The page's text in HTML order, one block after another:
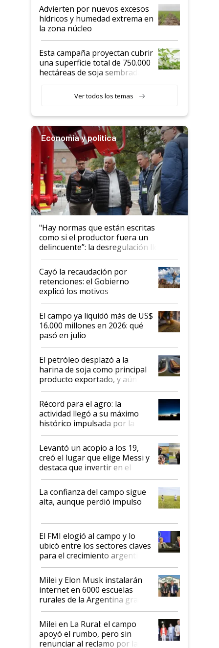
Advierten por nuevos excesos
hídricos y humedad extrema en
la zona núcleo
Esta campaña proyectan cubrir
una superficie total de 750.000
hectáreas de soja sembradas
variedades que marcan un
salto tecnológico en genética y
Ver todos los temas
Economía y política
"Hay normas que están escritas
como si el productor fuera un
delincuente”: la desregulación llegó
al Congreso Aapresid y hasta se
habló del financiamiento al IPCVA
Cayó la recaudación por
retenciones: el Gobierno
explicó los motivos
El campo ya liquidó más de US$
16.000 millones en 2026: qué
pasó en julio
El petróleo desplazó a la
harina de soja como principal
producto exportado, y aún así
el agro aportó casi seis de cada
diez dólares y sostuvo el
liderazgo en un semestre
récord
Récord para el agro: la
actividad llegó a su máximo
histórico impulsada por la
cosecha y las exportaciones
Levantó un acopio a los 19,
creó el lugar que elige Messi y
destaca que invertir en el
kirchnerismo era como "darle
plata a un hijo para droga":
Juan Félix Rossetti, el libertario
que de una dura crisis salió
de Milei
La confianza del campo sigue
alta, aunque perdió impulso
El FMI elogió al campo y lo
ubicó entre los sectores claves
para el crecimiento argentino
Milei y Elon Musk instalarán
internet en 6000 escuelas
rurales de la Argentina gracias
a un acuerdo con Starlink
Milei en La Rural: el campo
apoyó el rumbo, pero sin
renunciar al reclamo por las